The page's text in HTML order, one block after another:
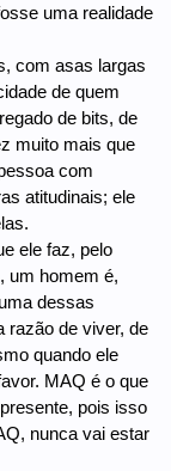
uma realidade
com asas largas
de quem
de bits, de
muito mais que
com
atitudinais; ele
ele faz, pelo
um homem é,
dessas
razão de viver, de
quando ele
MAQ é o que
pois isso
nunca vai estar